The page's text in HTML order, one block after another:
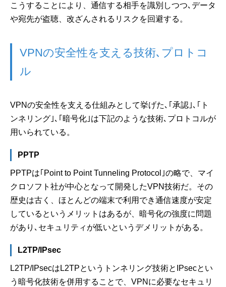
こうすることにより、通信する相手を識別しつつ､データ
や宛先が盗聴、改ざんされるリスクを回避する。
VPNの安全性を支える技術､プロトコ
ル
VPNの安全性を支える仕組みとして挙げた､｢承認｣､｢ト
ンネリング｣､｢暗号化｣は下記のような技術､プロトコルが
用いられている。
PPTP
PPTPは｢Point to Point Tunneling Protocol｣の略で、マイ
クロソフト社が中心となって開発したVPN技術だ。その
歴史は古く、ほとんどの端末で利用でき通信速度が安定
しているというメリットはあるが、暗号化の強度に問題
があり､セキュリティが低いというデメリットがある。
L2TP/IPsec
L2TP/IPsecはL2TPというトンネリング技術とIPsecとい
う暗号化技術を併用することで、VPNに必要なセキュリ